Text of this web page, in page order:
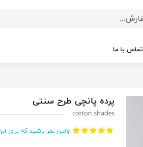
تماس با ما
پرده پانچی طرح سنتی
cotton shades
اولین نفر باشید که برای